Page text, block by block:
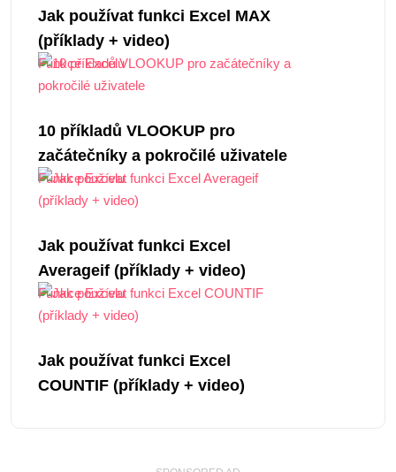
Jak používat funkci Excel MAX
(příklady + video)
Funkce Excelu
10 příkladů VLOOKUP pro
začátečníky a pokročilé uživatele
Funkce Excelu
Jak používat funkci Excel
Averageif (příklady + video)
Funkce Excelu
Jak používat funkci Excel
COUNTIF (příklady + video)